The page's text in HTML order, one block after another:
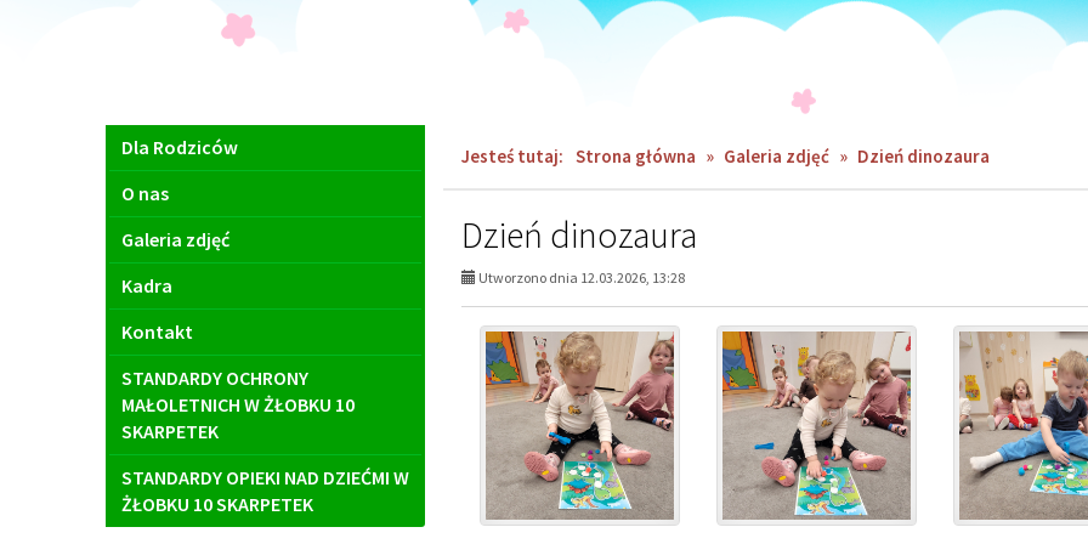
Menu
główne
Dla Rodziców
O nas
Galeria zdjęć
Kadra
Kontakt
STANDARDY OCHRONY
MAŁOLETNICH W ŻŁOBKU 10
SKARPETEK
STANDARDY OPIEKI NAD DZIEĆMI W
ŻŁOBKU 10 SKARPETEK
Jesteś tutaj: Strona główna » Galeria zdjęć » Dzień dinozaura
Dzień dinozaura
Utworzono dnia 12.03.2026, 13:28